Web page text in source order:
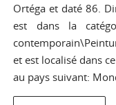
Ortéga et daté 86.
est dans la
et est localisé dans
au pays suivant: